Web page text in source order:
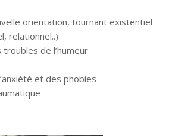
orientation, tournant existentiel
relationnel..)
de l’humeur
et des phobies